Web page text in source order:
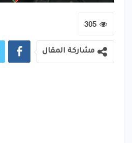
305
مشاركة المقال